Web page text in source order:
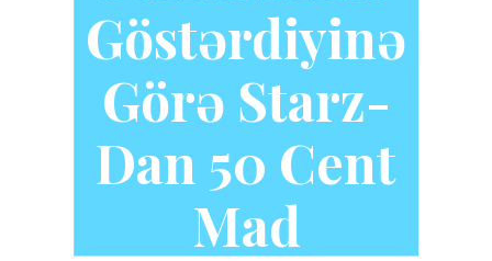
Göstərdiyinə
Görə Starz-
Dan 50 Cent
Mad